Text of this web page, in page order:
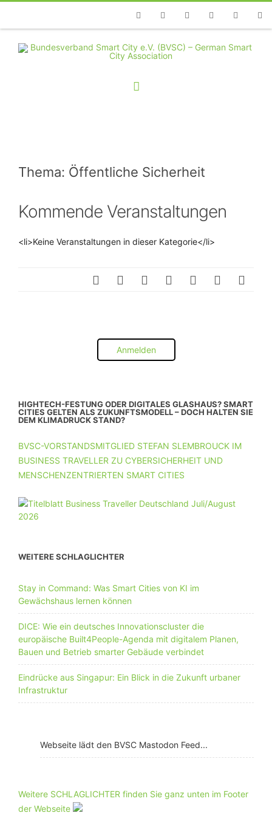
TelefonFacebookTwitterYoutubeInstagramLinkedin
Thema: Öffentliche Sicherheit
Kommende Veranstaltungen
<li>Keine Veranstaltungen in dieser Kategorie</li>
Anmelden
HIGHTECH-FESTUNG ODER DIGITALES GLASHAUS? SMART
CITIES GELTEN ALS ZUKUNFTSMODELL – DOCH HALTEN SIE
DEM KLIMADRUCK STAND?
BVSC-VORSTANDSMITGLIED STEFAN SLEMBROUCK IM
BUSINESS TRAVELLER ZU CYBERSICHERHEIT UND
MENSCHENZENTRIERTEN SMART CITIES
WEITERE SCHLAGLICHTER
Stay in Command: Was Smart Cities von KI im
Gewächshaus lernen können
DICE: Wie ein deutsches Innovationscluster die
europäische Built4People-Agenda mit digitalem Planen,
Bauen und Betrieb smarter Gebäude verbindet
Eindrücke aus Singapur: Ein Blick in die Zukunft urbaner
Infrastruktur
Webseite lädt den BVSC Mastodon Feed...
Weitere SCHLAGLICHTER finden Sie ganz unten im Footer
der Webseite